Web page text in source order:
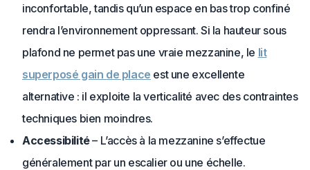
inconfortable, tandis qu’un espace en bas trop confiné
rendra l’environnement oppressant. Si la hauteur sous
plafond ne permet pas une vraie mezzanine, le lit
superposé gain de place est une excellente
alternative : il exploite la verticalité avec des contraintes
techniques bien moindres.
Accessibilité– L’accès à la mezzanine s’effectue
généralement par un escalier ou une échelle.